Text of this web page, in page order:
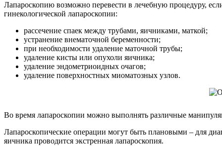
Лапароскопию возможно перевести в лечебную процедуру,
гинекологической лапароскопии:
рассечение спаек между трубами, яичниками, маткой;
устранение внематочной беременности;
при необходимости удаление маточной трубы;
удаление кисты или опухоли яичника;
удаление эндометриоидных очагов;
удаление поверхностных миоматозных узлов.
Во время лапароскопии можно выполнять различные
Лапароскопические операции могут быть плановыми – для
яичника проводится экстренная лапароскопия.